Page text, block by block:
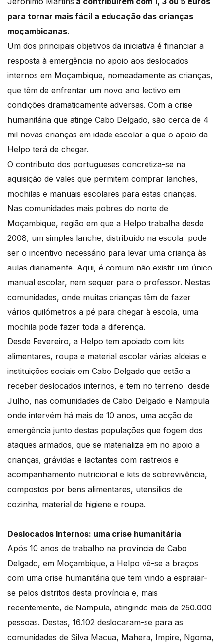
para tornar mais fácil a educação das crianças
moçambicanas.
Um dos principais objetivos da iniciativa é financiar a
resposta à emergência no apoio aos deslocados
internos em Moçambique, nomeadamente as crianças,
que têm de enfrentar um novo ano lectivo em
condições dramaticamente adversas. Com a crise
humanitária que atinge Cabo Delgado, são cerca de 4
mil novas crianças em idade escolar a que o apoio da
Helpo terá de chegar.
O contributo dos portugueses concretiza-se na
aquisição de vales que permitem comprar lanches,
mochilas e manuais escolares para estas crianças.
Nas comunidades mais pobres do norte de
Moçambique, região em que a Helpo trabalha desde
2008, um simples lanche, distribuído na escola, pode
ser o incentivo necessário para levar uma criança às
aulas diariamente. Aqui, é comum não existir um único
manual escolar, nem sequer para o professor. Nestas
comunidades, onde muitas crianças têm de fazer
vários quilómetros a pé para chegar à escola, uma
mochila pode fazer toda a diferença.
Desde Fevereiro, a Helpo tem apoiado com kits
alimentares, roupa e material escolar várias aldeias e
instituições sociais em Cabo Delgado que estão a
receber deslocados internos, e tem no terreno, desde
Julho, nas comunidades de Cabo Delgado e Nampula
onde intervém há mais de 10 anos, uma acção de
emergência junto destas populações que fogem dos
ataques armados, que se materializa em no apoio a
crianças, grávidas e lactantes com rastreios e
acompanhamento nutricional e kits de sobrevivência,
compostos por bens alimentares, utensílios de
cozinha, material de higiene e roupa.
Deslocados Internos: uma crise humanitária
Após 10 anos de trabalho na província de Cabo
Delgado, em Moçambique, a Helpo vê-se a braços
com uma crise humanitária que tem vindo a espraiar-
se pelos distritos desta província e, mais
recentemente, de Nampula, atingindo mais de 250.000
pessoas. Destas, 16.102 deslocaram-se para as
comunidades de Silva Macua, Mahera, Impire, Ngoma,